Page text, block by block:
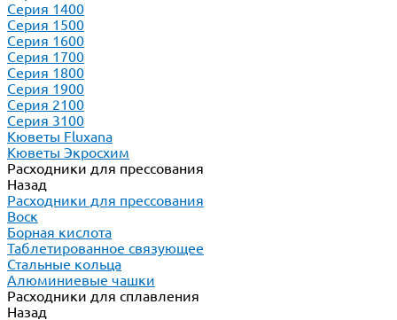
Серия 1400
Серия 1500
Серия 1600
Серия 1700
Серия 1800
Серия 1900
Серия 2100
Серия 3100
Кюветы Fluxana
Кюветы Экросхим
Расходники для прессования
Назад
Расходники для прессования
Воск
Борная кислота
Таблетированное связующее
Стальные кольца
Алюминиевые чашки
Расходники для сплавления
Назад